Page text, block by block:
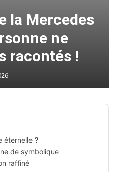
la Mercedes
ne
racontés !
éternelle ?
de symbolique
raffiné